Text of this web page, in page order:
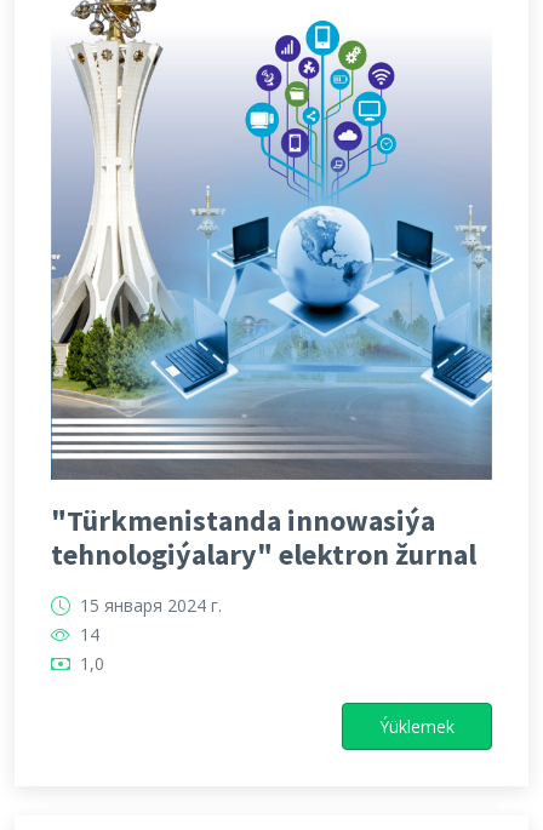
"Türkmenistanda innowasiýa
tehnologiýalary" elektron žurnal
15 января 2024 г.
14
1,0
Ýüklemek